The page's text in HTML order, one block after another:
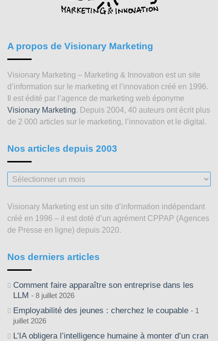
A propos de Visionary Marketing
Visionary Marketing – Marketing & Innovation est un site
d’information sur le marketing et l’innovation créé en 1996.
Il est édité par l’agence de marketing web éponyme
Visionary Marketing. Depuis 2004, 40 auteurs ont écrit plus
de 2 000 articles sur le marketing, l’innovation et le digital.
Nos articles depuis 2003
Nos
articles
2003
Visionary Marketing est un site d’information indépendant
créé en 1996 – il est doté d’un agrément CPPAP (Agences
de Presse en ligne) depuis 2020.
Nos derniers articles
Comment faire apparaître son entreprise dans les
LLM
8 juillet 2026
Employabilité des jeunes : cherchez le coupable
1
juillet 2026
L’IA obligera l’intelligence humaine à monter d’un cran